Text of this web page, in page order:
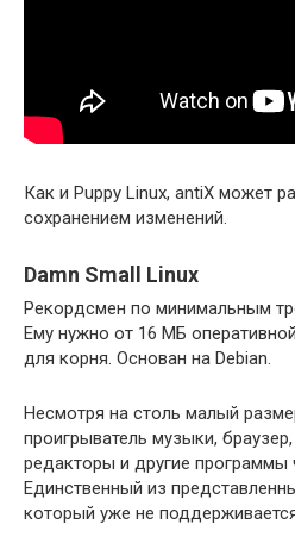
Как и Puppy Linux, antiX может
сохранением изменений.
Damn Small Linux
Рекордсмен по минимальным
Ему нужно от 16 МБ
для корня. Основан на Debian.
Несмотря на столь малый
проигрыватель музыки,
редакторы и другие программы
Единственный из
который уже не